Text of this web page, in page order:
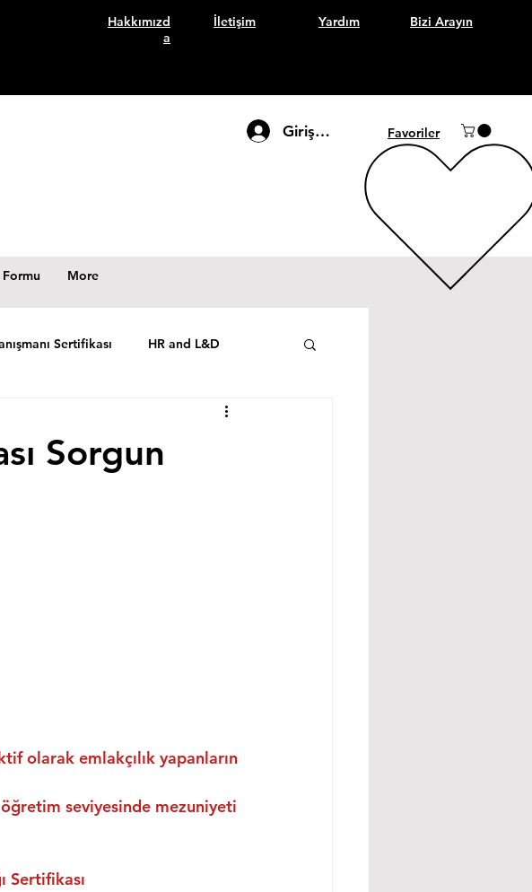
Hakkımızd
a
İletişim Yardım Bizi Arayın
Giriş Yap Favoriler
Formu More
Sertifikası HR and L&D
Sorgun
olarak emlakçılık yapanların
seviyesinde mezuniyeti
Sertifikası